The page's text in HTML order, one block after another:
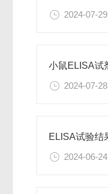
2024-07-29
2024-07-28
2024-06-24